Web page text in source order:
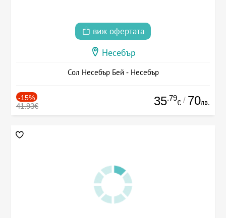
виж офертата
Несебър
Сол Несебър Бей - Несебър
-15%
41.93€ 35.79
€ / 70лв.